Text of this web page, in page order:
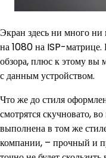
Экран здесь ни много
на 1080 на ISP-матрице.
обзора, плюс к этому вы
с данным устройством.
Что же до стиля
смотрятся скучновато,
выполнена в том же
компании, – прочный и